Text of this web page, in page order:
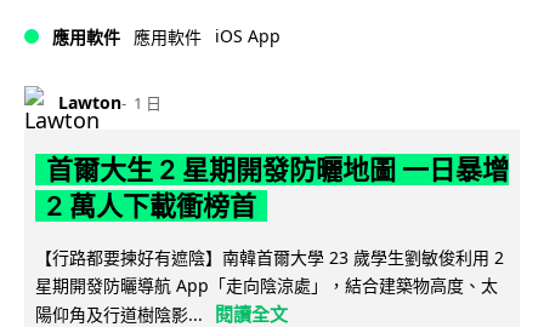
應用軟件 應用軟件 iOS App
Lawton 1 日
首爾大生 2 星期開發防曬地圖 一日暴增
2 萬人下載衝榜首
【行路都要揀好有遮陰】南韓首爾大學 23 歲學生劉敏俊利用 2
星期開發防曬導航 App「走向陰涼處」，結合建築物高度、太
陽仰角及行道樹陰影...
閱讀全文